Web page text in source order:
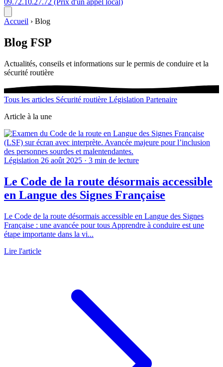
09.72.10.27.72 (Prix d'un appel local)
Accueil › Blog
Blog FSP
Actualités, conseils et informations sur le permis de conduire et la
sécurité routière
Tous les articles Sécurité routière Législation Partenaire
Article à la une
Législation 26 août 2025 · 3 min de lecture
Le Code de la route désormais accessible
en Langue des Signes Française
Le Code de la route désormais accessible en Langue des Signes
Française : une avancée pour tous Apprendre à conduire est une
étape importante dans la vi...
Lire l'article